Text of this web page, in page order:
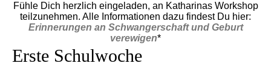
Fühle Dich herzlich eingeladen, an Katharinas Workshop
teilzunehmen. Alle Informationen dazu findest Du hier:
Erinnerungen an Schwangerschaft und Geburt
verewigen*
Erste Schulwoche